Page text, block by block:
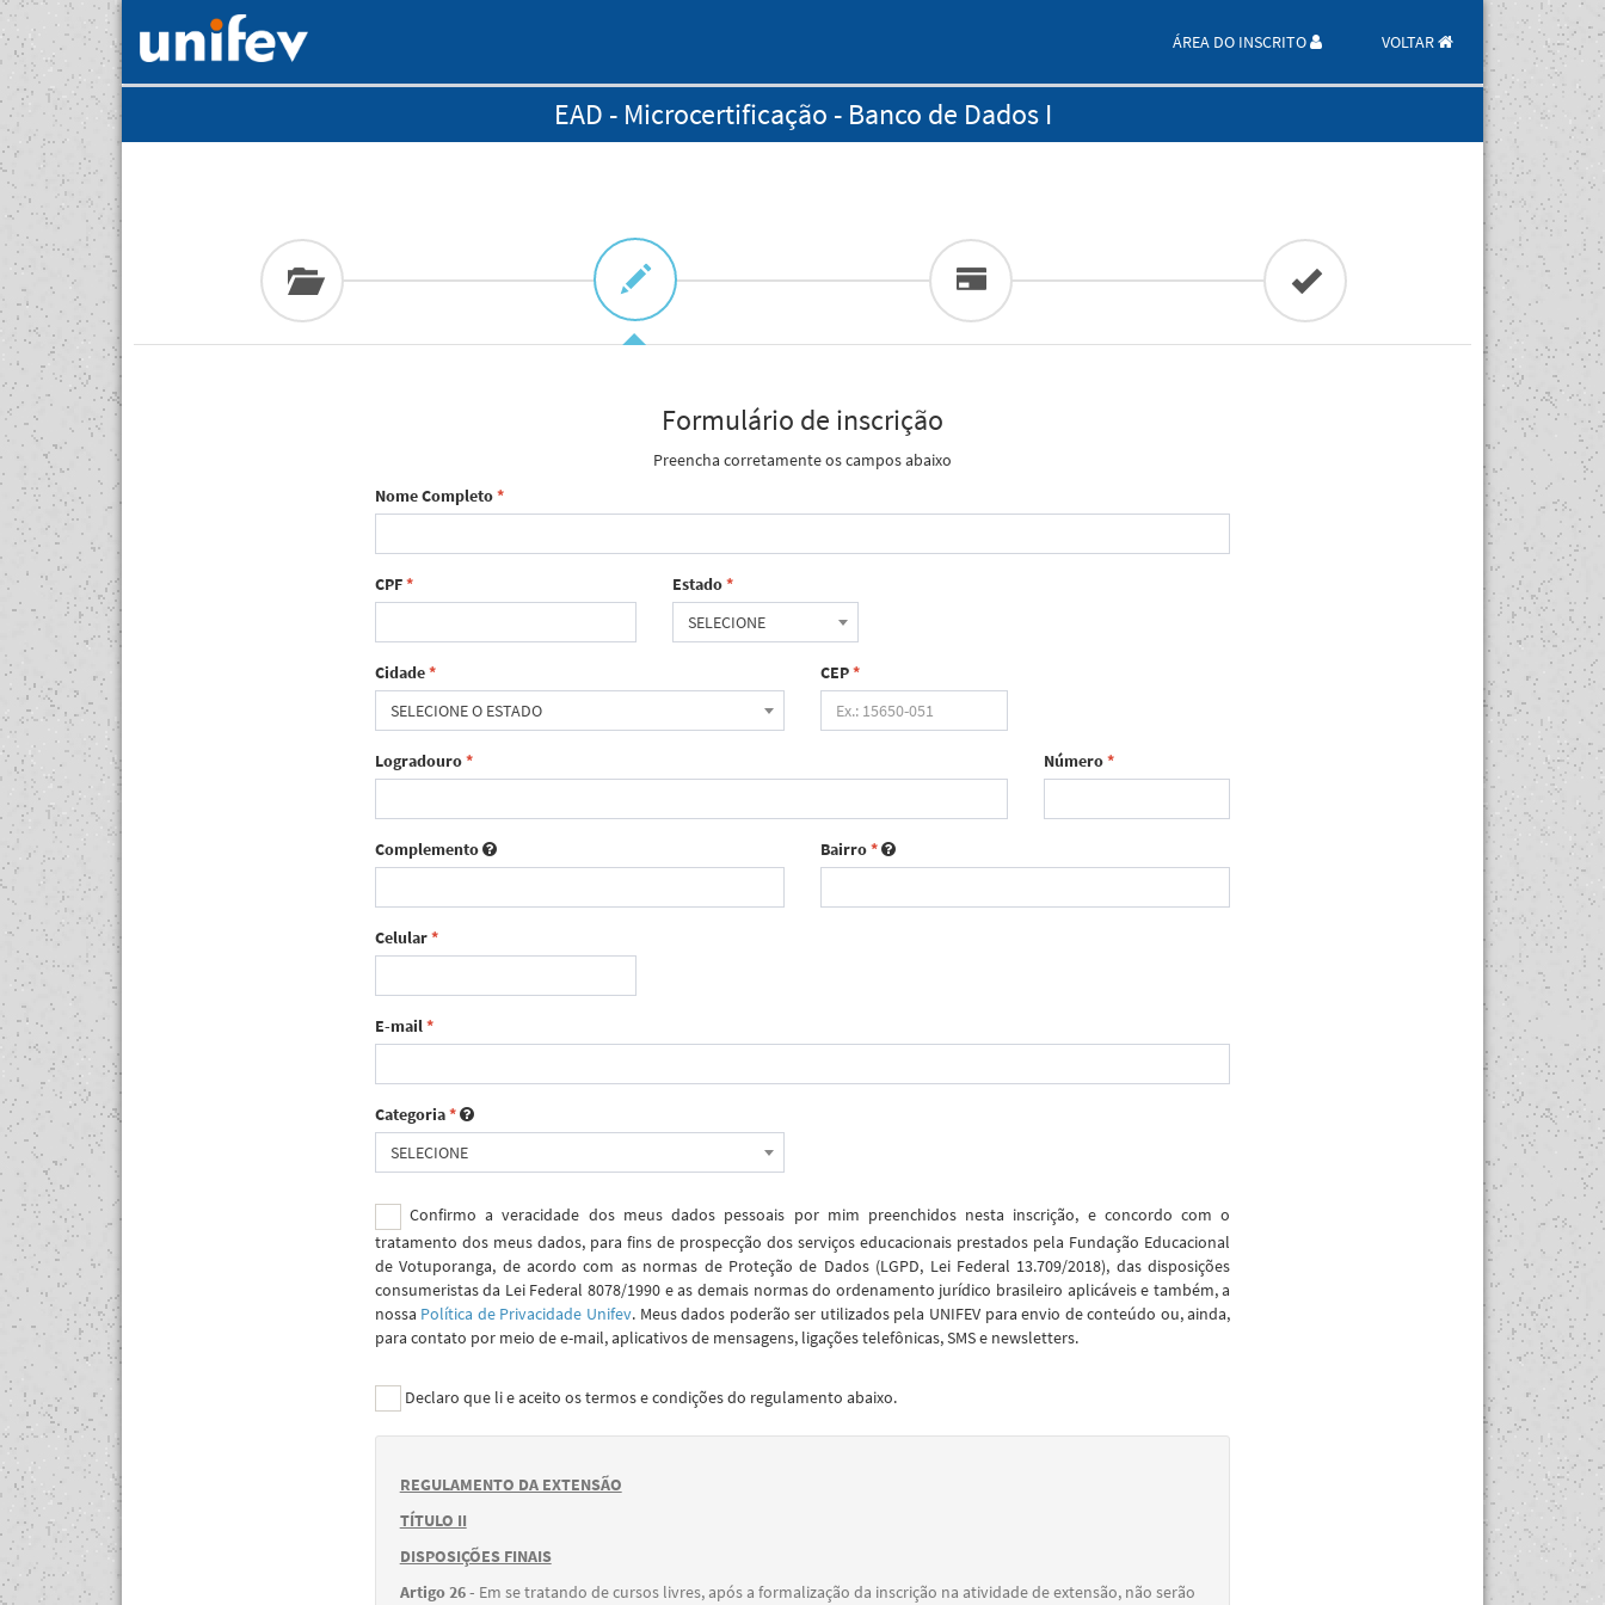
ÁREA DO INSCRITO VOLTAR
EAD - Microcertificação - Banco de Dados I
Formulário de inscrição
Preencha corretamente os campos abaixo
Nome Completo*
CPF* Estado*
SELECIONE
Cidade*
SELECIONE O ESTADO
CEP*
Logradouro* Número*
Complemento Bairro*
Celular*
E-mail*
Categoria*
SELECIONE
Confirmo a veracidade dos meus dados pessoais por mim preenchidos nesta inscrição, e concordo com o
tratamento dos meus dados, para fins de prospecção dos serviços educacionais prestados pela Fundação Educacional
de Votuporanga, de acordo com as normas de Proteção de Dados (LGPD, Lei Federal 13.709/2018), das disposições
consumeristas da Lei Federal 8078/1990 e as demais normas do ordenamento jurídico brasileiro aplicáveis e também, a
nossa Política de Privacidade Unifev. Meus dados poderão ser utilizados pela UNIFEV para envio de conteúdo ou, ainda,
para contato por meio de e-mail, aplicativos de mensagens, ligações telefônicas, SMS e newsletters.
Declaro que li e aceito os termos e condições do regulamento abaixo.
REGULAMENTO DA EXTENSÃO
TÍTULO II
DISPOSIÇÕES FINAIS
Artigo 26 - Em se tratando de cursos livres, após a formalização da inscrição na atividade de extensão, não serão